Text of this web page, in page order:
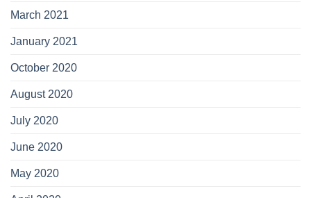
March 2021
January 2021
October 2020
August 2020
July 2020
June 2020
May 2020